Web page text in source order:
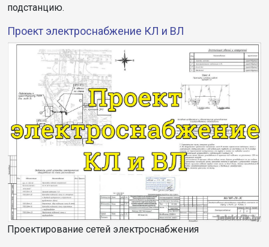
подстанцию.
Проект электроснабжение КЛ и ВЛ
Проектирование сетей электроснабжения